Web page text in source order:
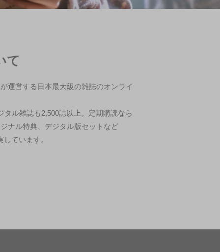
て
運営する日本最大級の雑誌のオンライ
ル雑誌も2,500誌以上。定期購読なら
ナル特典、デジタル版セットなど
ています。